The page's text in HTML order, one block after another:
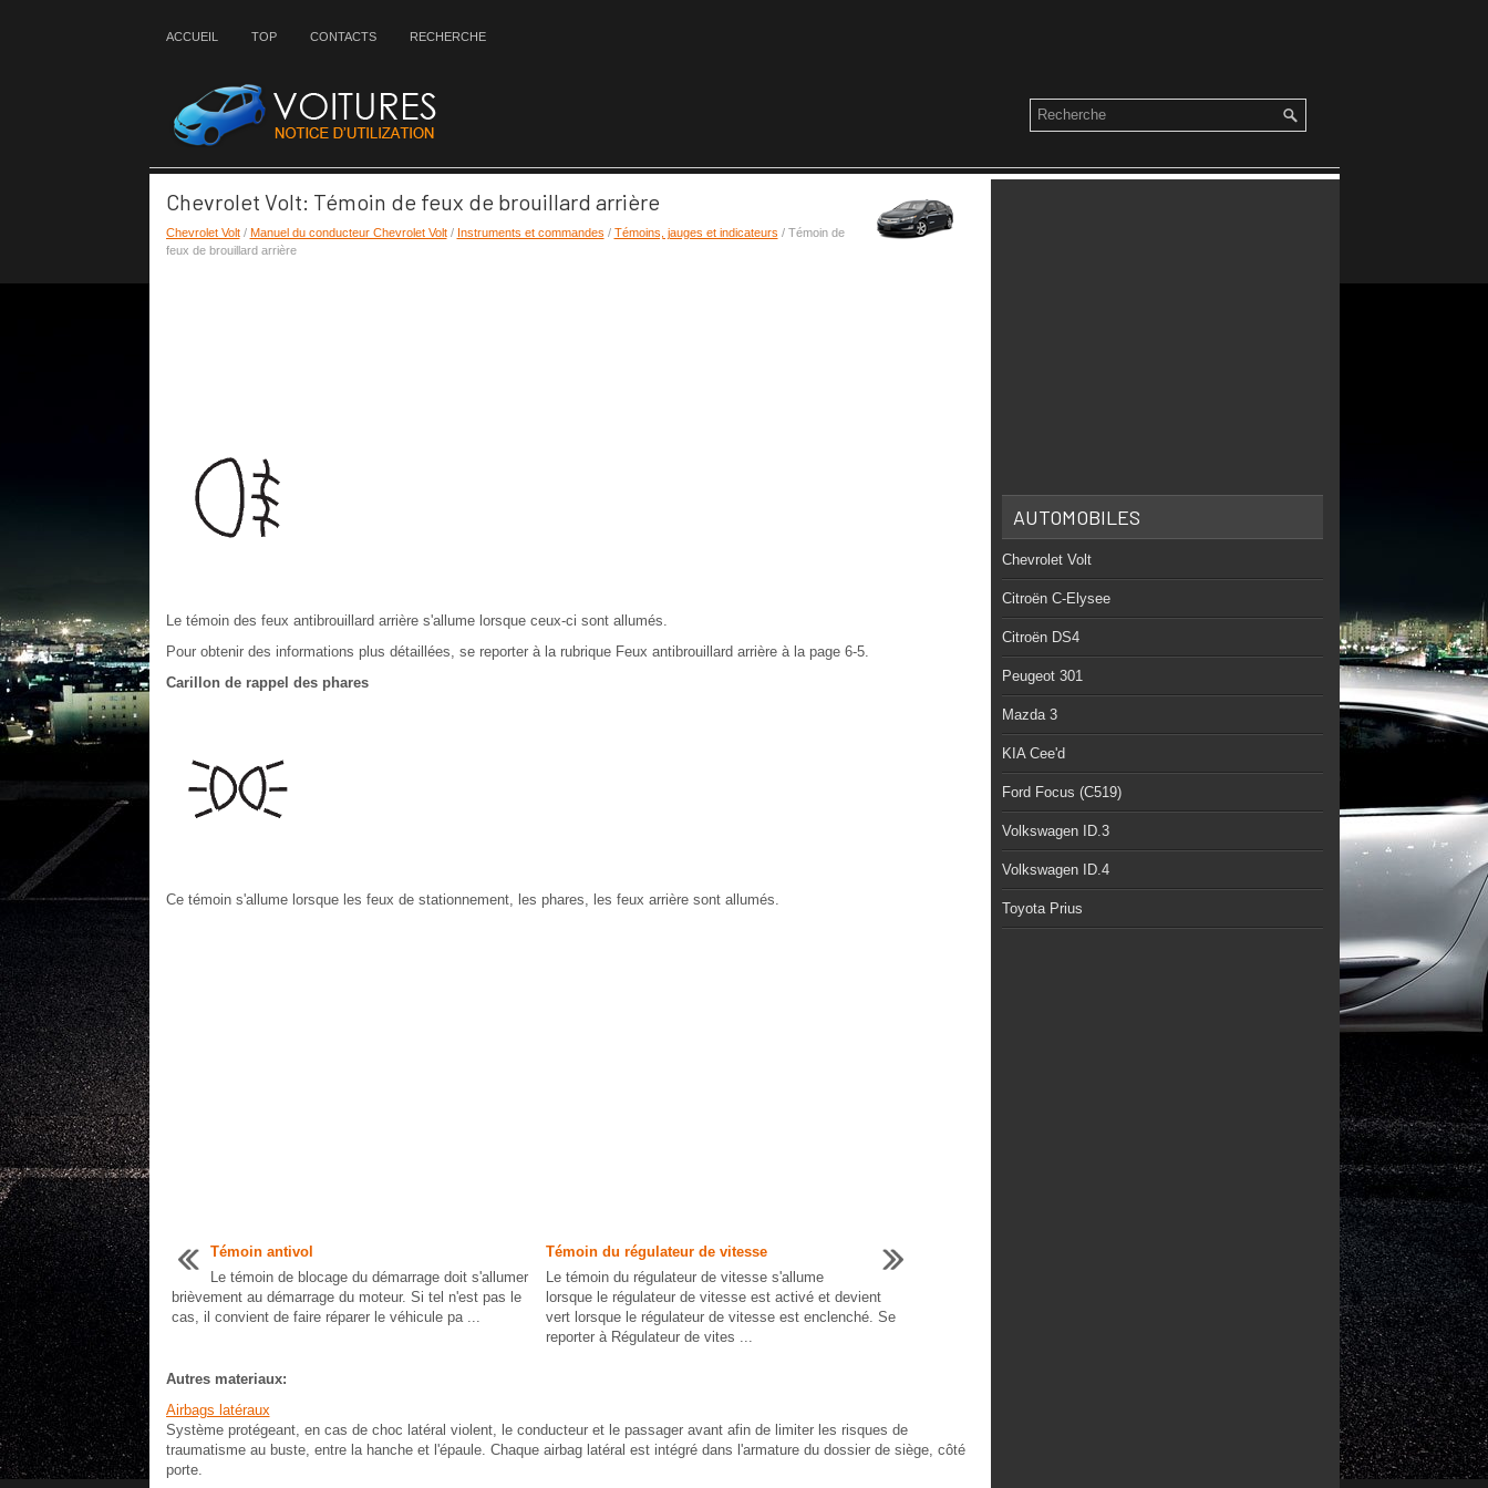
ACCUEIL TOP CONTACTS RECHERCHE
Chevrolet Volt: Témoin de feux de brouillard arrière
Chevrolet Volt/ Manuel du conducteur Chevrolet Volt/ Instruments et commandes / Témoins, jauges et indicateurs / Témoin de
feux de brouillard arrière
Le témoin des feux antibrouillard arrière s'allume lorsque ceux-ci sont allumés.
Pour obtenir des informations plus détaillées, se reporter à la rubrique Feux antibrouillard arrière à la page 6‑5.
Carillon de rappel des phares
Ce témoin s'allume lorsque les feux de stationnement, les phares, les feux arrière sont allumés.
Témoin antivol
Le témoin de blocage du démarrage doit s'allumer
brièvement au démarrage du moteur. Si tel n'est pas le
cas, il convient de faire réparer le véhicule pa ...
Témoin du régulateur de vitesse
Le témoin du régulateur de vitesse s'allume
lorsque le régulateur de vitesse est activé et devient
vert lorsque le régulateur de vitesse est enclenché. Se
reporter à Régulateur de vites ...
Autres materiaux:
Airbags latéraux
Système protégeant, en cas de choc latéral violent, le conducteur et le passager avant afin de limiter les risques de
traumatisme au buste, entre la hanche et l'épaule. Chaque airbag latéral est intégré dans l'armature du dossier de siège, côté
porte.
AUTOMOBILES
Chevrolet Volt
Citroën C-Elysee
Citroën DS4
Peugeot 301
Mazda 3
KIA Cee'd
Ford Focus (C519)
Volkswagen ID.3
Volkswagen ID.4
Toyota Prius